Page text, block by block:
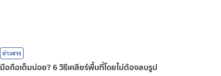
ข่าวสาร
มือถือเต็มบ่อย? 6 วิธีเคลียร์พื้นที่โดยไม่ต้องลบรูป